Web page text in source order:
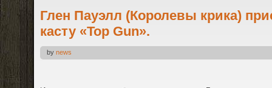
Глен Пауэлл (Королевы крика)
касту «Top Gun».
by news